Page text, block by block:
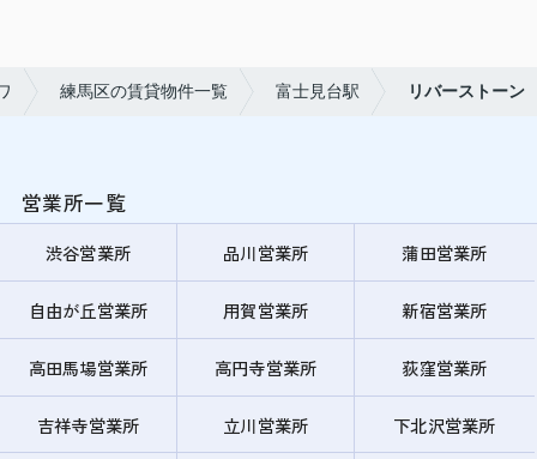
練馬区の賃貸物件一覧 富士見台駅 リバーストーン
営業所一覧
渋谷営業所 品川営業所 蒲田営業所
自由が丘営業所 用賀営業所 新宿営業所
高田馬場営業所 高円寺営業所 荻窪営業所
吉祥寺営業所 立川営業所 下北沢営業所